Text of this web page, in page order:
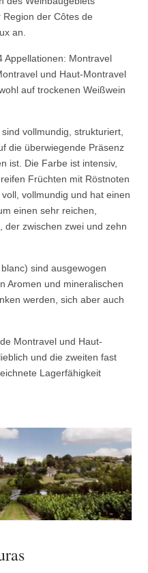
der Côtes de
an.
Appellationen: Montravel
und Haut-Montravel
auf trockenen Weißwein
vollmundig, strukturiert,
die überwiegende Präsenz
ist. Die Farbe ist intensiv,
Früchten mit Röstnoten
vollmundig und hat einen
einen sehr reichen,
der zwischen zwei und zehn
sind ausgewogen
Aromen und mineralischen
werden, sich aber auch
Montravel und Haut-
und die zweiten fast
Lagerfähigkeit